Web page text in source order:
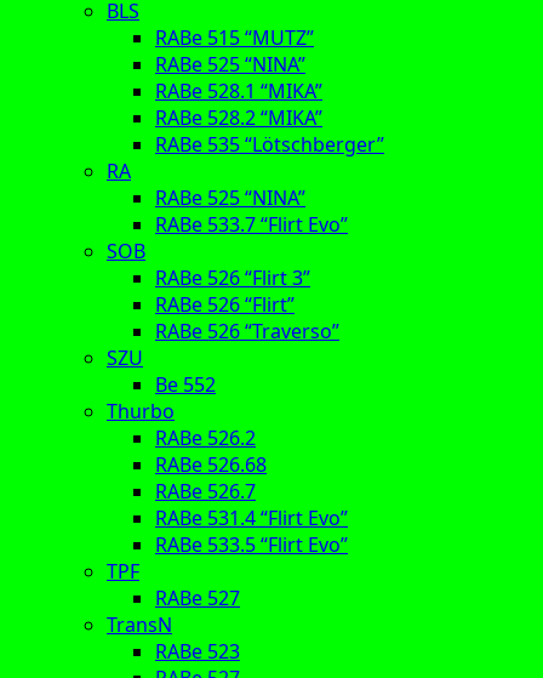
BLS
RABe 515 “MUTZ”
RABe 525 “NINA”
RABe 528.1 “MIKA”
RABe 528.2 “MIKA”
RABe 535 “Lötschberger”
RA
RABe 525 “NINA”
RABe 533.7 “Flirt Evo”
SOB
RABe 526 “Flirt 3”
RABe 526 “Flirt”
RABe 526 “Traverso”
SZU
Be 552
Thurbo
RABe 526.2
RABe 526.68
RABe 526.7
RABe 531.4 “Flirt Evo”
RABe 533.5 “Flirt Evo”
TPF
RABe 527
TransN
RABe 523